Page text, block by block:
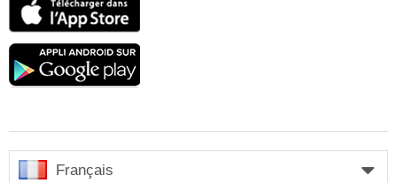
Google
Français